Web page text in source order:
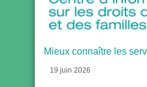
Mieux connaître les
19 juin 2026